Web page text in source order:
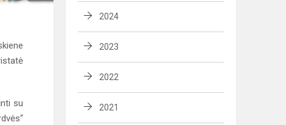
su
2024
2023
2022
2021